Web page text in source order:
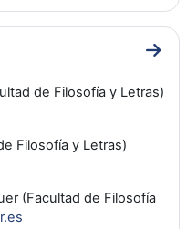
Ir a
de Filosofía y Letras)
Filosofía y Letras)
(Facultad de Filosofía